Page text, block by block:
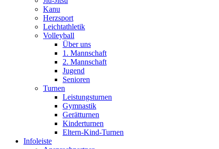
Kanu
Herzsport
Leichtathletik
Volleyball
Über uns
1. Mannschaft
2. Mannschaft
Jugend
Senioren
Turnen
Leistungsturnen
Gymnastik
Gerätturnen
Kinderturnen
Eltern-Kind-Turnen
Infoleiste